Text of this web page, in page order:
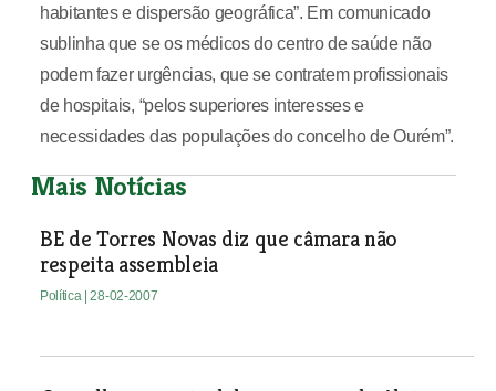
habitantes e dispersão geográfica”. Em comunicado
sublinha que se os médicos do centro de saúde não
podem fazer urgências, que se contratem profissionais
de hospitais, “pelos superiores interesses e
necessidades das populações do concelho de Ourém”.
Mais Notícias
BE de Torres Novas diz que câmara não
respeita assembleia
Política | 28-02-2007